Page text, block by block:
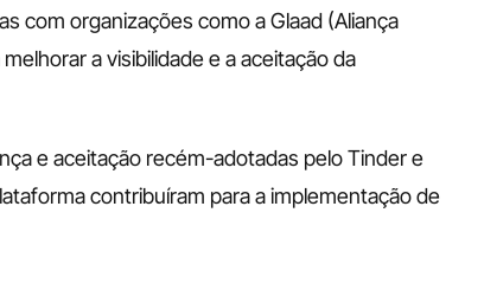
com organizações como a Glaad (Aliança
a visibilidade e a aceitação da
e aceitação recém-adotadas pelo Tinder e
contribuíram para a implementação de